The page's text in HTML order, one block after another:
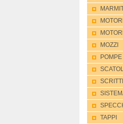
MOZZI
POMPE
TAPPI